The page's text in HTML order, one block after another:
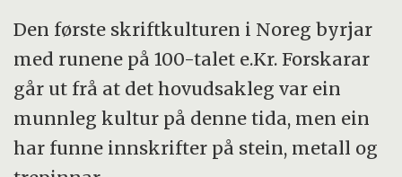
Den første skriftkulturen i Noreg byrjar
med runene på 100-talet e.Kr. Forskarar
går ut frå at det hovudsakleg var ein
munnleg kultur på denne tida, men ein
har funne innskrifter på stein, metall og